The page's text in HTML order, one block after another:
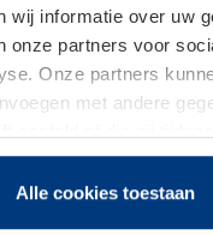
wij informatie over uw
onze partners voor
Onze partners
met andere
verzameld.
wij het recht om cookies
Alle cookies toestaan